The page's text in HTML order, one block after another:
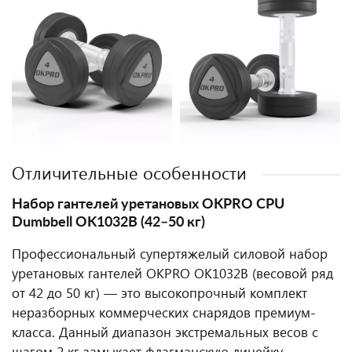
Отличительные особенности
Набор гантелей уретановых OKPRO CPU
Dumbbell OK1032B (42–50 кг)
Профессиональный супертяжелый силовой набор
уретановых гантелей OKPRO OK1032B (весовой ряд
от 42 до 50 кг) — это высокопрочный комплект
неразборных коммерческих снарядов премиум-
класса. Данный диапазон экстремальных весов с